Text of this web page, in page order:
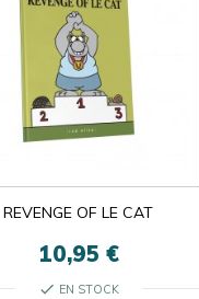
REVENGE OF LE CAT
10,95 €
check EN STOCK